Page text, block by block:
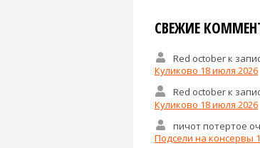
СВЕЖИЕ
Red octoberк
Куликово 18 июля 2026
Red octoberк
Куликово 18 июля 2026
пичот потертое
Подсели на консервы